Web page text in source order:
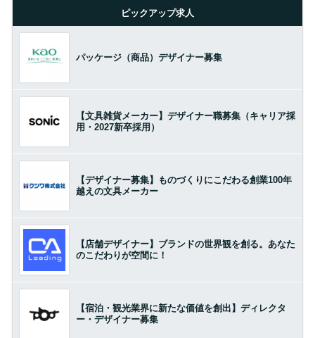
ピックアップ求人
パッケージ（商品）デザイナー募集
【文具雑貨メーカー】デザイナー職募集（キャリア採
用・2027新卒採用）
【デザイナー募集】ものづくりにこだわる創業100年
越えの文具メーカー
【店舗デザイナー】ブランドの世界観を創る。あなた
のこだわりが空間に！
【宿泊・観光業界に新たな価値を創出】ディレクタ
ー・デザイナー募集